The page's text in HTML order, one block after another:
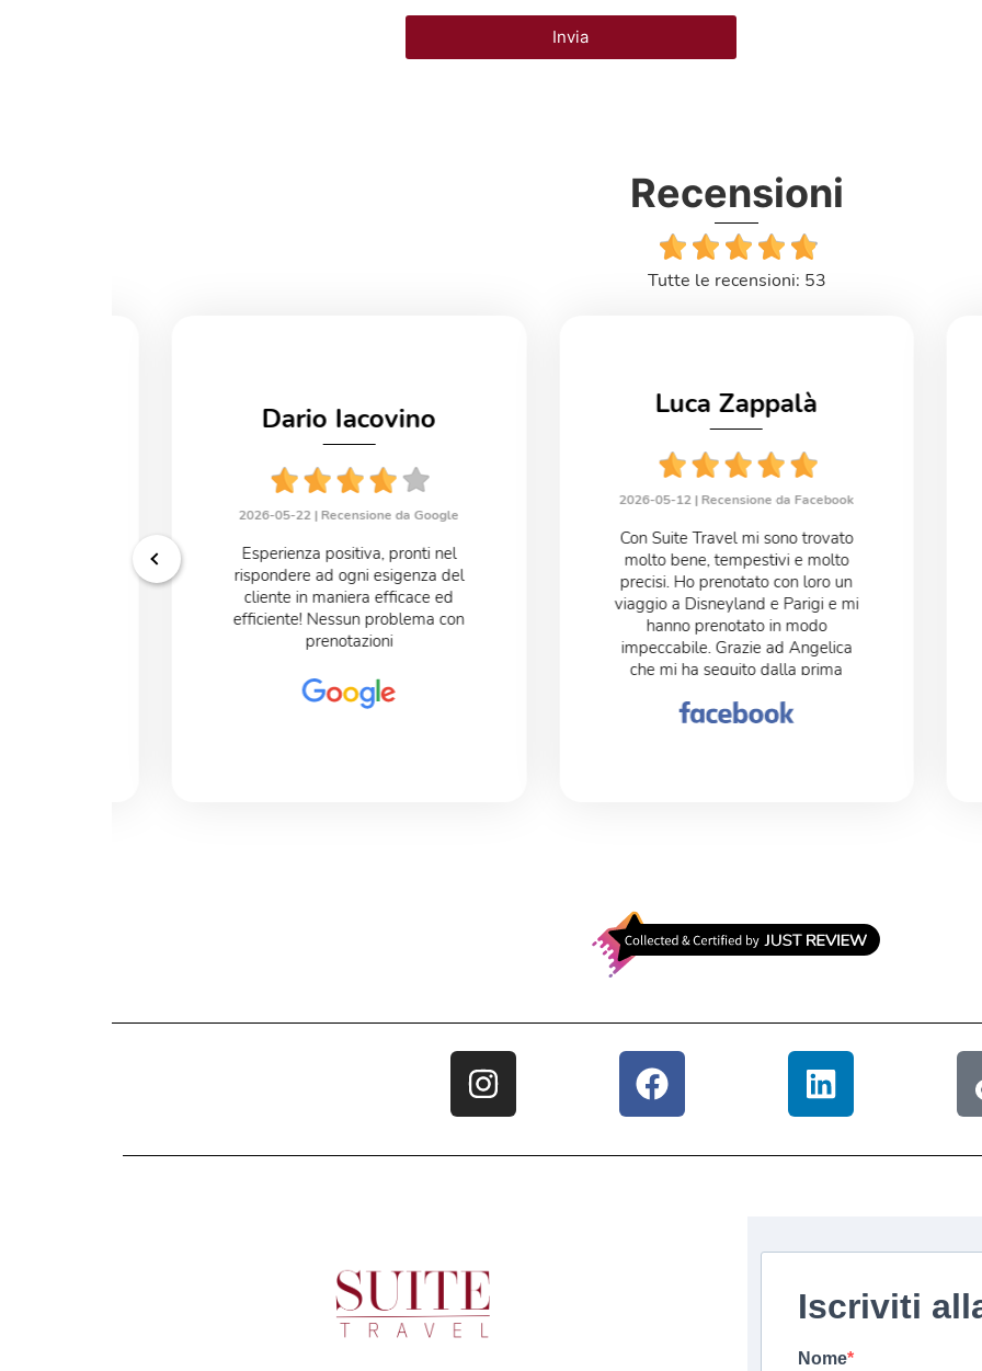
Invia
Recensioni
Tutte le recensioni: 53
Dario Iacovino
2026-05-22 |Recensione da Google
Esperienza positiva, pronti nel
rispondere ad ogni esigenza del
cliente in maniera efficace ed
efficiente! Nessun problema con
prenotazioni
Luca Zappalà
2026-05-12 |Recensione da Facebook
Con Suite Travel mi sono trovato
molto bene, tempestivi e molto
precisi. Ho prenotato con loro un
viaggio a Disneyland e Parigi e mi
hanno prenotato in modo
impeccabile. Grazie ad Angelica
che mi ha seguito dalla prima
Iscriviti
Nome